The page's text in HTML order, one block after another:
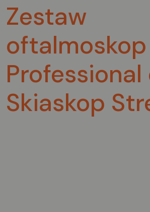
Zestaw
oftalmoskop
Professional
Skiaskop